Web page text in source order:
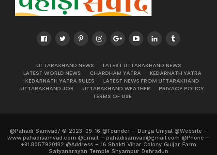
UTTARAKHAND NEWS
LATEST UTTARAKHAND NEWS
LATEST WORLD NEWS
CHARDHAM YATRA
KEDARNATH YATRA
KEDARNATH YATRA RULES
LATEST NEWS FROM UTTARAKHAND
UTTARAKHAND JOB
UTTARAKHAND WEATHER
PRIVACY POLICY
TERMS OF USE
@Pahadi Samvad/ © 2023-09-16 @Founder – Durga Uniyal @Website –
www.pahadisamvad.com @Email – pahadisamvad@gmail.com @Phone –
+91.8057920182 @Address – 16 Shakti Vihar Colony Guljar Farm
Satyanarayan Temple Shyampur Dehradun